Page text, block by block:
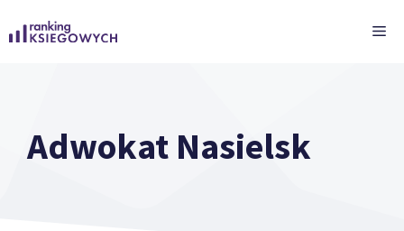
do
Adwokat Nasielsk